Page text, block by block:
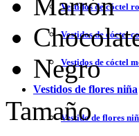
Vestidos de cóctel
Vestidos de cóctel
Vestidos de cóctel
Vestidos de flores niña
Vestido de flores
Negro
Tamaño